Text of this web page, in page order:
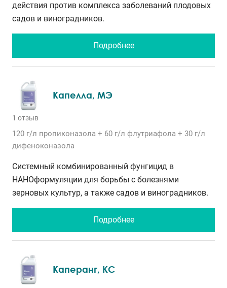
действия против комплекса заболеваний плодовых
садов и виноградников.
Подробнее
Капелла, МЭ
1 отзыв
120 г/л пропиконазола + 60 г/л флутриафола + 30 г/л
дифеноконазола
Системный комбинированный фунгицид в
НАНОформуляции для борьбы с болезнями
зерновых культур, а также садов и виноградников.
Подробнее
Каперанг, КС